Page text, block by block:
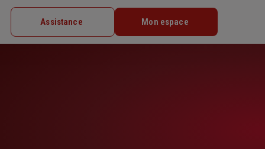
Assistance Mon espace